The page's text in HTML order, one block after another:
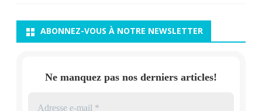
ABONNEZ-VOUS À NOTRE NEWSLETTER
Ne manquez pas nos derniers articles!